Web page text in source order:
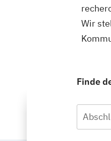
Wir
Finde